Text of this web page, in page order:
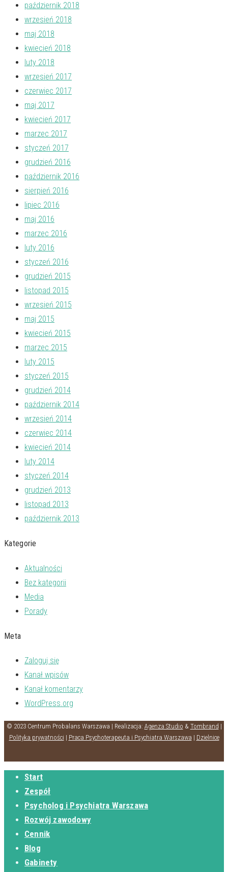
październik 2018
wrzesień 2018
maj 2018
kwiecień 2018
luty 2018
wrzesień 2017
czerwiec 2017
maj 2017
kwiecień 2017
marzec 2017
styczeń 2017
grudzień 2016
październik 2016
sierpień 2016
lipiec 2016
maj 2016
marzec 2016
luty 2016
styczeń 2016
grudzień 2015
listopad 2015
wrzesień 2015
maj 2015
kwiecień 2015
marzec 2015
luty 2015
styczeń 2015
grudzień 2014
październik 2014
wrzesień 2014
czerwiec 2014
kwiecień 2014
luty 2014
styczeń 2014
grudzień 2013
listopad 2013
październik 2013
Kategorie
Aktualności
Bez kategorii
Media
Porady
Meta
Zaloguj się
Kanał wpisów
Kanał komentarzy
WordPress.org
© 2023 Centrum Probalans Warszawa | Realizacja: Agenza Studio & Tombrand |
Polityka prywatności | Praca Psychoterapeuta i Psychiatra Warszawa | Dzielnice
Start
Zespół
Psycholog i Psychiatra Warszawa
Rozwój zawodowy
Cennik
Blog
Gabinety